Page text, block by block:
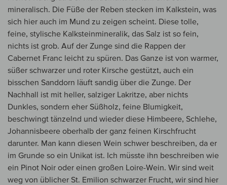
mineralisch. Die Füße der Reben stecken im Kalkstein, was
sich hier auch im Mund zu zeigen scheint. Diese tolle,
feine, stylische Kalksteinmineralik, das Salz ist so fein,
nichts ist grob. Auf der Zunge sind die Rappen der
Cabernet Franc leicht zu spüren. Das Ganze ist von warmer,
süßer schwarzer und roter Kirsche gestützt, auch ein
bisschen Sanddorn läuft sandig über die Zunge. Der
Nachhall ist mit heller, salziger Lakritze, aber nichts
Dunkles, sondern eher Süßholz, feine Blumigkeit,
beschwingt tänzelnd und wieder diese Himbeere, Schlehe,
Johannisbeere oberhalb der ganz feinen Kirschfrucht
darunter. Man kann diesen Wein schwer beschreiben, da er
im Grunde so ein Unikat ist. Ich müsste ihn beschreiben wie
ein Pinot Noir oder einen großen Loire-Wein. Wir sind weit
weg von üblicher St. Emilion schwarzer Frucht, wir sind hier